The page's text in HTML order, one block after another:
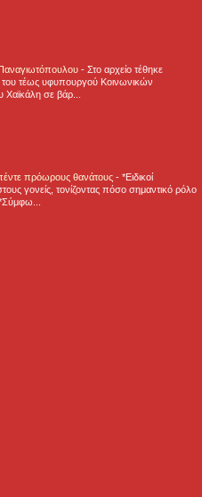
- Στο αρχείο τέθηκε
τέως υφυπουργού Κοινωνικών
σε βάρ...
πρόωρους θανάτους - *Ειδικοί
γονείς, τονίζοντας πόσο σημαντικό ρόλο